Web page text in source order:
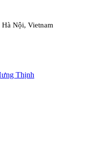
Hà Nội, Vietnam